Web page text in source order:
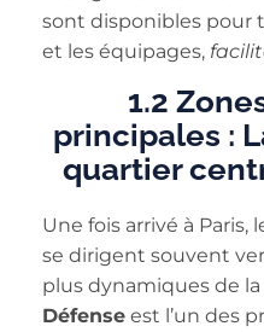
sont disponibles pour
et les équipages,
1.2
principales :
quartier
Une fois arrivé à Paris,
se dirigent souvent
plus dynamiques de
Défense est l’un des